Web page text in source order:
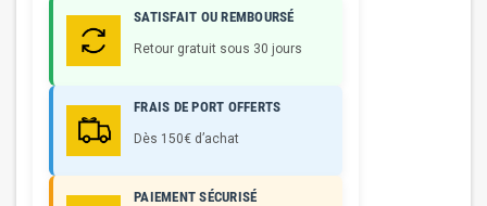
SATISFAIT OU REMBOURSÉ
Retour gratuit sous 30 jours
FRAIS DE PORT OFFERTS
Dès 150€ d’achat
PAIEMENT SÉCURISÉ